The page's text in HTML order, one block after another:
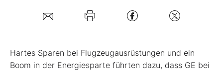
Kontakt
Hartes Sparen bei Flugzeugausrüstungen und ein
Boom in der Energiesparte führten dazu, dass GE bei